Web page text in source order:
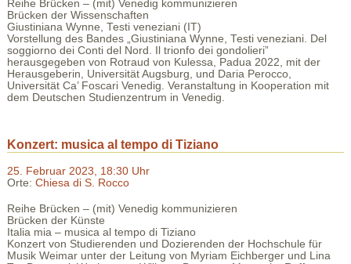
Reihe Brücken – (mit) Venedig kommunizieren
Brücken der Wissenschaften
Giustiniana Wynne, Testi veneziani (IT)
Vorstellung des Bandes „Giustiniana Wynne, Testi veneziani. Del
soggiorno dei Conti del Nord. Il trionfo dei gondolieri”
herausgegeben von Rotraud von Kulessa, Padua 2022, mit der
Herausgeberin, Universität Augsburg, und Daria Perocco,
Universität Ca’ Foscari Venedig. Veranstaltung in Kooperation mit
dem Deutschen Studienzentrum in Venedig.
Konzert: musica al tempo di Tiziano
25. Februar 2023, 18:30 Uhr
Orte: Chiesa di S. Rocco
Reihe Brücken – (mit) Venedig kommunizieren
Brücken der Künste
Italia mia – musica al tempo di Tiziano
Konzert von Studierenden und Dozierenden der Hochschule für
Musik Weimar unter der Leitung von Myriam Eichberger und Lina